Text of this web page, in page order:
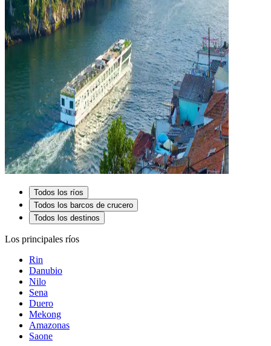
Todos los ríos
Todos los barcos de crucero
Todos los destinos
Los principales ríos
Rin
Danubio
Nilo
Sena
Duero
Mekong
Amazonas
Saone